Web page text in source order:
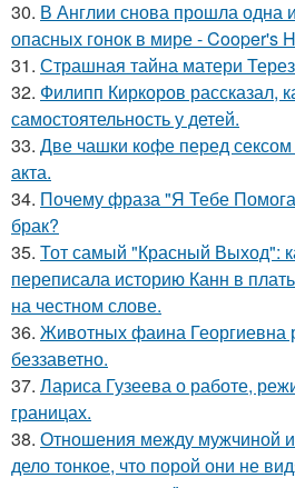
30. В Англии снова прошла одна
опасных гонок в мире - Cooper's
31. Страшная тайна матери
32. Филипп Киркоров рассказал,
самостоятельность у детей.
33. Две чашки кофе перед сексом
акта.
34. Почему фраза "Я Тебе
брак?
35. Тот самый "Красный Выход":
переписала историю Канн в
на честном слове.
36. Животных фаина Георгиевна
беззаветно.
37. Лариса Гузеева о работе,
границах.
38. Отношения между мужчиной
дело тонкое, что порой они не